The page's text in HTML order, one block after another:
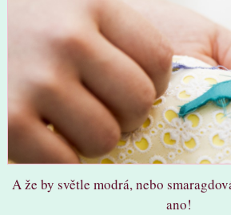
A že by světle modrá, nebo
ano!